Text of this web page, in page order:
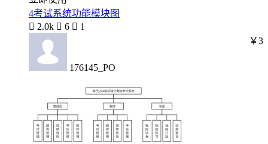
4考试系统功能模块图
 2.0k  6  1
176145_PO
￥3